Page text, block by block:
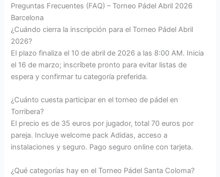
Preguntas Frecuentes (FAQ) – Torneo Pádel Abril 2026
Barcelona
¿Cuándo cierra la inscripción para el Torneo Pádel Abril
2026?
El plazo finaliza el 10 de abril de 2026 a las 8:00 AM. Inicia
el 16 de marzo; inscríbete pronto para evitar listas de
espera y confirmar tu categoría preferida.
¿Cuánto cuesta participar en el torneo de pádel en
Torribera?
El precio es de 35 euros por jugador, total 70 euros por
pareja. Incluye welcome pack Adidas, acceso a
instalaciones y seguro. Pago seguro online con tarjeta.
¿Qué categorías hay en el Torneo Pádel Santa Coloma?